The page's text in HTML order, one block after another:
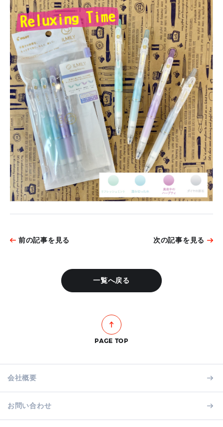
前の記事を見る 次の記事を見る
一覧へ戻る
PAGE TOP
会社概要
お問い合わせ